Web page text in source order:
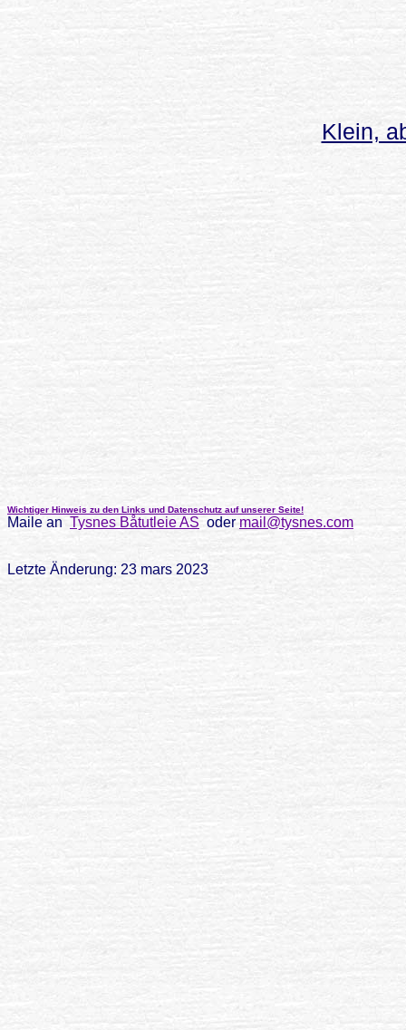
Klein,
Wichtiger Hinweis zu den Links und Datenschutz auf unserer Seite!
Maile an Tysnes Båtutleie AS oder mail@tysnes.com
Letzte Änderung: 23 mars 2023